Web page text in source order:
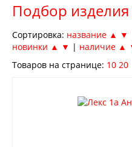
Подбор
Сортировка: название ▲ ▼
новинки ▲ ▼ | наличие ▲
Товаров на странице: 10 20